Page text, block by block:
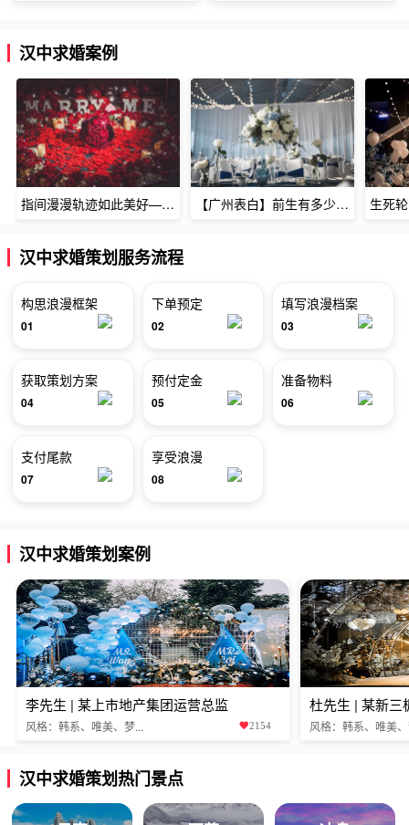
汉中求婚案例
指间漫漫轨迹如此美好——深圳烈焰玫瑰生日惊喜 【广州表白】前生有多少未尽的缘7张
汉中求婚策划服务流程
构思浪漫框架
01
下单预定
02
填写浪漫档案
03
获取策划方案
04
预付定金
05
准备物料
06
支付尾款
07
享受浪漫
08
汉中求婚策划案例
李先生 | 某上市地产集团运营总监
风格：韩系、唯美、梦... 2154
杜先生 | 某新三
风格：韩系、唯美
汉中求婚策划热门景点